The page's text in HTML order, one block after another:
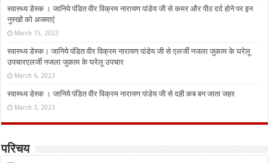
स्वास्थ्य डेस्क । जानिये पंडित वीर विक्रम नारायण पांडेय जी से कमर और पीठ दर्द होने पर इन
नुस्‍खों को अजमाएं
March 15, 2023
स्वास्थ्य डेस्क। जानिये पंडित वीर विक्रम नारायण पांडेय जी से एलर्जी नजला जुकाम के घरेलू
उपचारएलर्जी नजला जुकाम के घरेलू उपचार
March 6, 2023
स्वास्थ्य डेस्क । जानिये पंडित वीर विक्रम नारायण पांडेय जी से दही कब बन जाता जहर
March 3, 2023
परिचय